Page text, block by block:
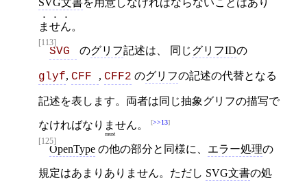
SVG文書を用意しなければならないことはあり
ません。
[113]
SVG のグリフ記述は、 同じグリフIDの
glyf, CFF , CFF2 のグリフの記述の代替となる
記述を表します。両者は同じ抽象グリフの描写で
なければなりません
must
。 >>13
[125]
OpenType の他の部分と同様に、 エラー処理の
規定はあまりありません。ただし SVG文書の処